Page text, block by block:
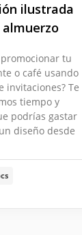
ilustrada
tu
o café usando
invitaciones? Te
tiempo y
podrías gastar
diseño desde